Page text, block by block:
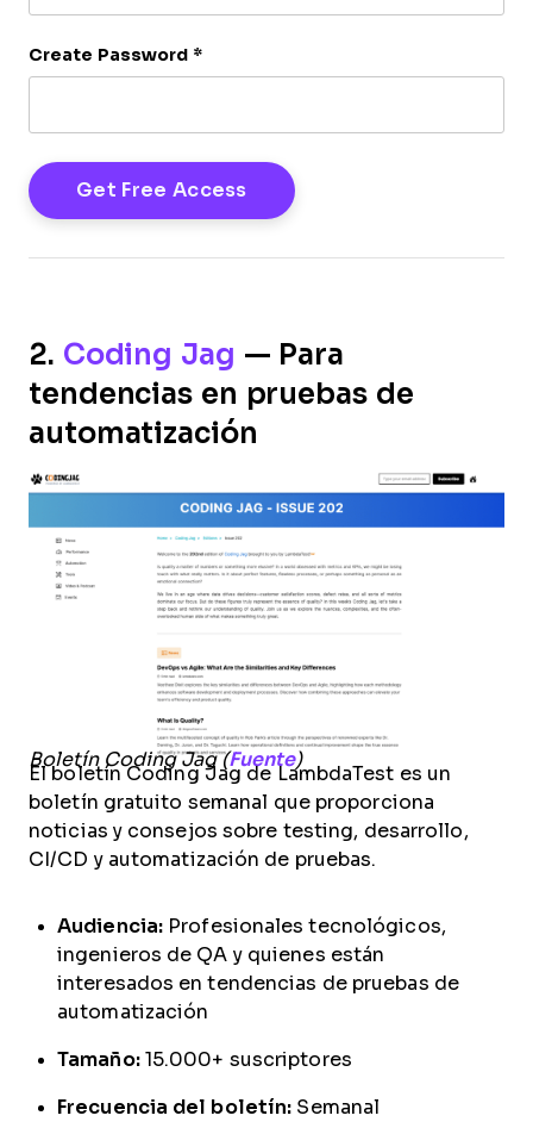
Create Password *
2. Coding Jag — Para
tendencias en pruebas de
automatización
Boletín Coding Jag (Fuente)
El boletín Coding Jag de LambdaTest es un
boletín gratuito semanal que proporciona
noticias y consejos sobre testing, desarrollo,
CI/CD y automatización de pruebas.
Audiencia: Profesionales tecnológicos,
ingenieros de QA y quienes están
interesados en tendencias de pruebas de
automatización
Tamaño: 15.000+ suscriptores
Frecuencia del boletín: Semanal